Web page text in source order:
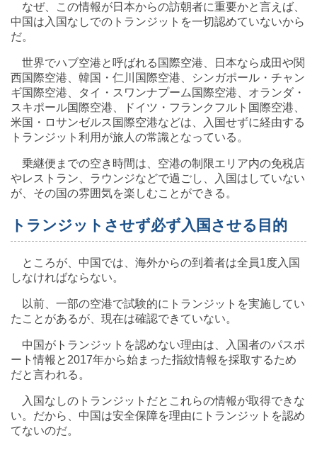
なぜ、この情報が日本からの訪朝者に重要かと言えば、
中国は入国なしでのトランジットを一切認めていないから
だ。
世界でハブ空港と呼ばれる国際空港、日本なら成田や関
西国際空港、韓国・仁川国際空港、シンガポール・チャン
ギ国際空港、タイ・スワンナプーム国際空港、オランダ・
スキポール国際空港、ドイツ・フランクフルト国際空港、
米国・ロサンゼルス国際空港などは、入国せずに経由する
トランジット利用が旅人の常識となっている。
乗継便までの空き時間は、空港の制限エリア内の免税店
やレストラン、ラウンジなどで過ごし、入国はしていない
が、その国の雰囲気を楽しむことができる。
トランジットさせず必ず入国させる目的
ところが、中国では、海外からの到着者は全員1度入国
しなければならない。
以前、一部の空港で試験的にトランジットを実施してい
たことがあるが、現在は確認できていない。
中国がトランジットを認めない理由は、入国者のパスポ
ート情報と2017年から始まった指紋情報を採取するため
だと言われる。
入国なしのトランジットだとこれらの情報が取得できな
い。だから、中国は安全保障を理由にトランジットを認め
てないのだ。